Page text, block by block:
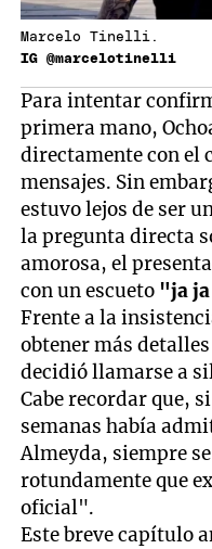
Marcelo Tinelli.
IG @marcelotinelli
Para intentar
primera mano,
directamente con el
mensajes. Sin
estuvo lejos de ser
la pregunta directa
amorosa, el
con un escueto "ja
Frente a la
obtener más
decidió llamarse a
Cabe recordar que,
semanas había
Almeyda, siempre
rotundamente que
oficial".
Este breve capítulo